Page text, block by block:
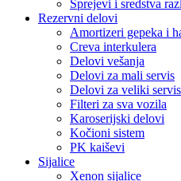
Sprejevi i sredstva
Rezervni delovi
Amortizeri gepeka i
Creva interkulera
Delovi vešanja
Delovi za mali servis
Delovi za veliki servis
Filteri za sva vozila
Karoserijski delovi
Kočioni sistem
PK kaiševi
Sijalice
Xenon sijalice